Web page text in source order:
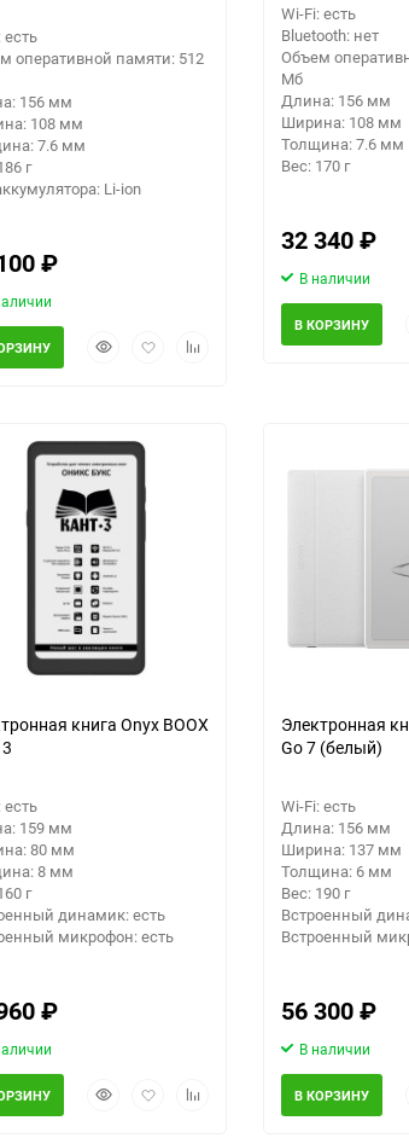
есть
оперативной памяти: 512
156 мм
108 мм
7.6 мм
г
Li-ion
₽
БыстрыйДобавитьДобавить
Wi-Fi: есть
Bluetooth: нет
Объем
Мб
Длина: 156 мм
Ширина: 108 мм
Толщина: 7.6 мм
Вес: 170 г
32 340₽
В наличии
В КОРЗИНУ
еще 8 фото
книга Onyx BOOX
есть
159 мм
80 мм
8 мм
г
динамик: есть
микрофон: есть
₽
БыстрыйДобавитьДобавить
еще
Электронная
Go 7 (белый)
Wi-Fi: есть
Длина: 156 мм
Ширина: 137 мм
Толщина: 6 мм
Вес: 190 г
Встроенный
Встроенный
56 300₽
В наличии
В КОРЗИНУ